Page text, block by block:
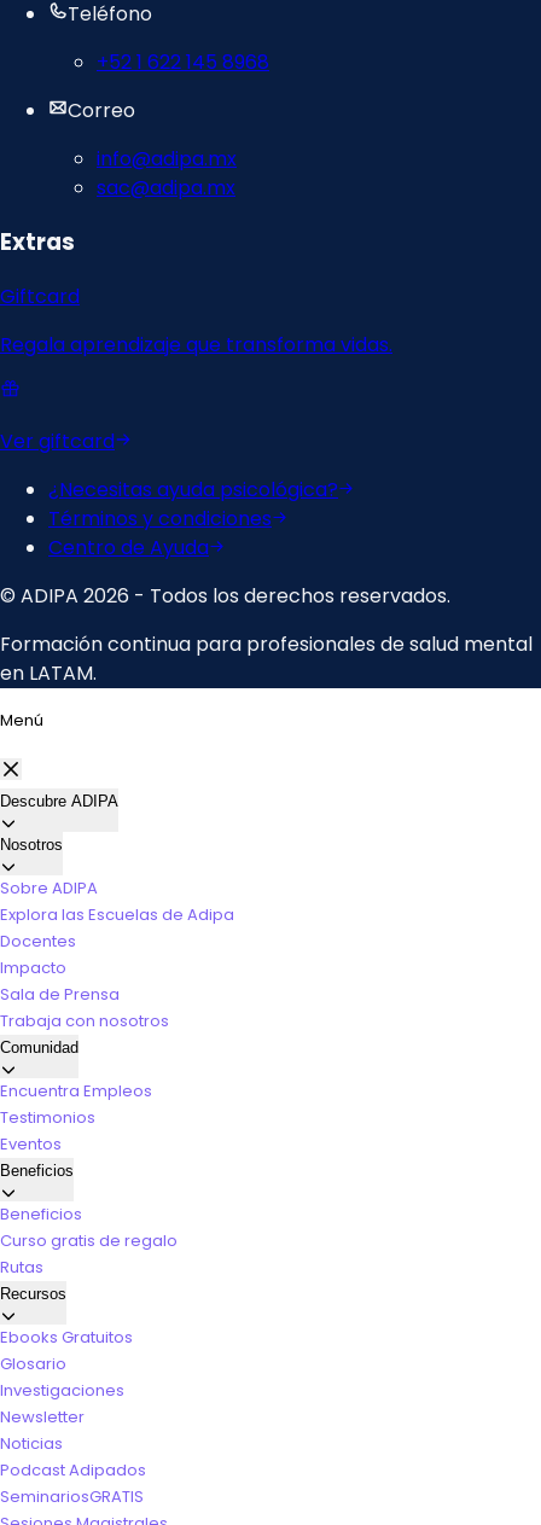
Menú
Descubre ADIPA
Nosotros
Sobre ADIPA
Explora las Escuelas de Adipa
Docentes
Impacto
Sala de Prensa
Trabaja con nosotros
Comunidad
Encuentra Empleos
Testimonios
Eventos
Beneficios
Beneficios
Curso gratis de regalo
Rutas
Recursos
Ebooks Gratuitos
Glosario
Investigaciones
Newsletter
Noticias
Podcast Adipados
SeminariosGRATIS